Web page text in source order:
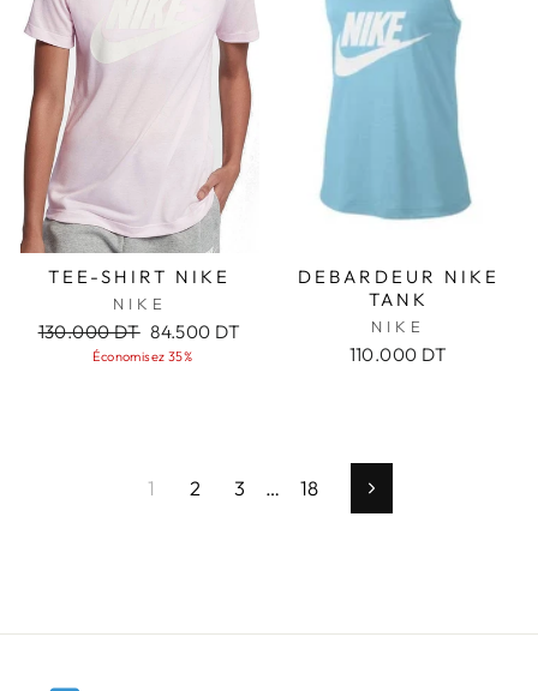
TEE-SHIRT NIKE
NIKE
Prix
régulier
130.000 DT Prix
réduit
84.500 DT
Économisez 35%
DEBARDEUR NIKE
TANK
NIKE
110.000 DT
1 2 3 … 18 Suivant